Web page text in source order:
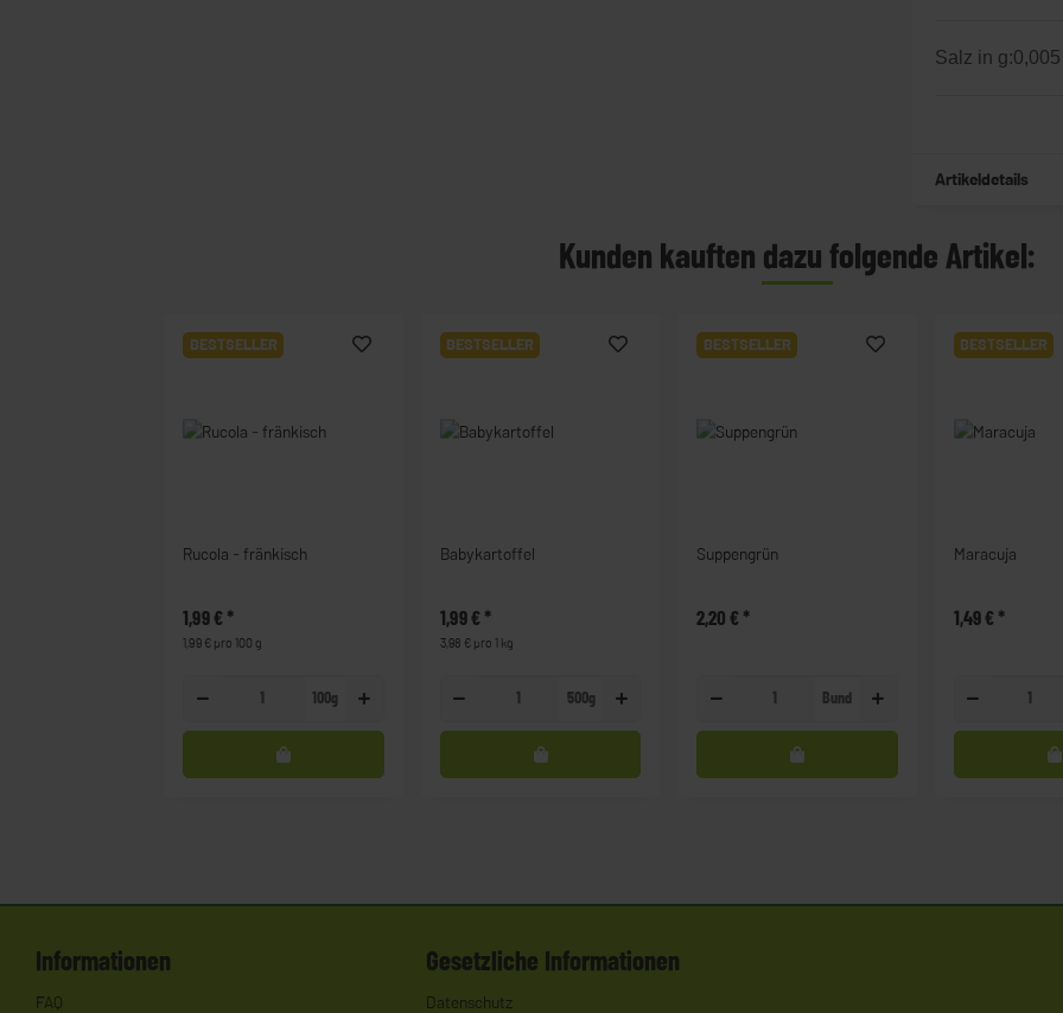
Salz in g:0,005
Artikeldetails
Kunden kauften dazu folgende Artikel:
BESTSELLER
Rucola - fränkisch
1,99 €*
1,99 € pro 100 g
100g
BESTSELLER
Babykartoffel
1,99 €*
3,98 € pro 1 kg
500g
BESTSELLER
Suppengrün
2,20 €*
Bund
BESTSELLER
Maracuja
1,49 €*
Informationen
FAQ
Gesetzliche Informationen
Datenschutz